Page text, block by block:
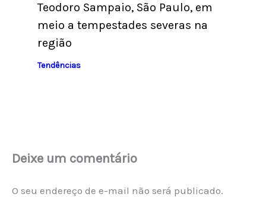
Teodoro Sampaio, São Paulo, em
meio a tempestades severas na
região
Tendências
Deixe um comentário
O seu endereço de e-mail não será publicado.